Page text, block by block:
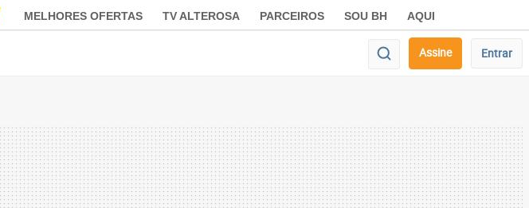
MELHORES OFERTAS TV ALTEROSA PARCEIROS SOU BH AQUI
Assine Entrar